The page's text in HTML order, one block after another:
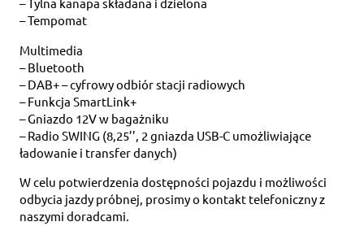
– Tempomat
Multimedia
– Bluetooth
– DAB+ – cyfrowy odbiór stacji radiowych
– Funkcja SmartLink+
– Gniazdo 12V w bagażniku
– Radio SWING (8,25’’, 2 gniazda USB-C umożliwiające
ładowanie i transfer danych)
W celu potwierdzenia dostępności pojazdu i możliwości
odbycia jazdy próbnej, prosimy o kontakt telefoniczny z
naszymi doradcami.